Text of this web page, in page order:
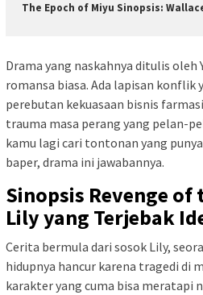
The Epoch of Miyu Sinopsis:
Drama yang naskahnya ditulis oleh
romansa biasa. Ada lapisan konflik
perebutan kekuasaan bisnis
trauma masa perang yang pelan-
kamu lagi cari tontonan yang punya
baper, drama ini jawabannya.
Sinopsis Revenge of
Lily yang Terjebak
Cerita bermula dari sosok Lily,
hidupnya hancur karena tragedi di
karakter yang cuma bisa meratapi